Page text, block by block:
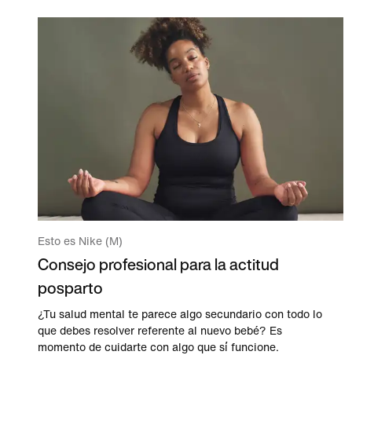
Esto es Nike (M)
Consejo profesional para la actitud
posparto
¿Tu salud mental te parece algo secundario con todo lo
que debes resolver referente al nuevo bebé? Es
momento de cuidarte con algo que sí funcione.